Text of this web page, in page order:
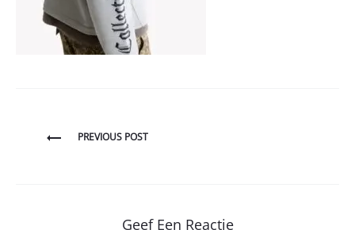
BerichtPREVIOUS POST
Geef Een Reactie